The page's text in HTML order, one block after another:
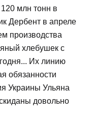
120 млн тонн в
Дербент в апреле
производства
хлебушек с
Их линию
обязанности
Украины Ульяна
довольно